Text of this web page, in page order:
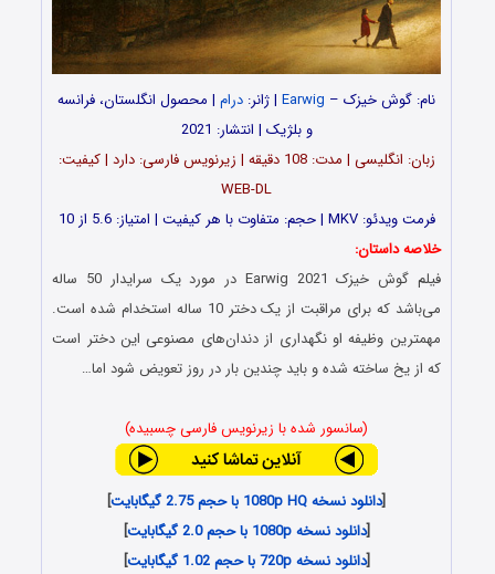
نام: گوش‌ خیزک – Earwig | ژانر: درام | محصول انگلستان، فرانسه
و بلژیک | انتشار: 2021
زبان: انگلیسی | مدت‌‌: 108 دقیقه | زیرنویس فارسی: دارد | کیفیت:
WEB-DL
فرمت ویدئو: MKV | حجم: متفاوت با هر کیفیت | امتیاز: 5.6 از 10
خلاصه داستان:
فیلم گوش‌ خیزک Earwig 2021 در مورد یک سرایدار 50 ساله
می‌باشد که برای مراقبت از یک دختر 10 ساله استخدام شده است.
مهمترین وظیفه او نگهداری از دندان‌های مصنوعی این دختر است
که از یخ ساخته شده و باید چندین بار در روز تعویض شود اما…
(سانسور شده با زیرنویس فارسی چسبیده)
[دانلود نسخه 1080p HQ با حجم 2.75 گیگابایت
]
[دانلود نسخه 1080p با حجم 2.0 گیگابایت
]
[دانلود نسخه 720p با حجم 1.02 گیگابایت
]